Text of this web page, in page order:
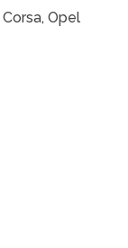
Corsa, Opel